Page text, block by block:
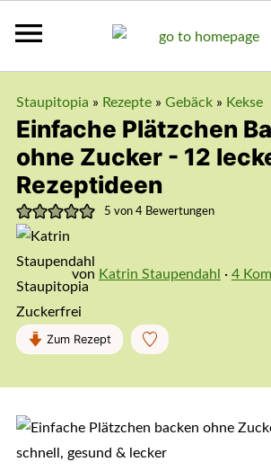
Staupitopia » Rezepte» Gebäck» Kekse
Einfache Plätzchen
ohne Zucker - 12
Rezeptideen
5 von 4Bewertungen
von Katrin Staupendahl · 4
Zum Rezept